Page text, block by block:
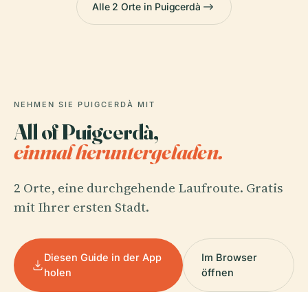
Alle 2 Orte in Puigcerdà
NEHMEN SIE PUIGCERDÀ MIT
All of Puigcerdà,
einmal heruntergeladen.
2 Orte, eine durchgehende Laufroute. Gratis
mit Ihrer ersten Stadt.
Diesen Guide in der App
holen
Im Browser
öffnen